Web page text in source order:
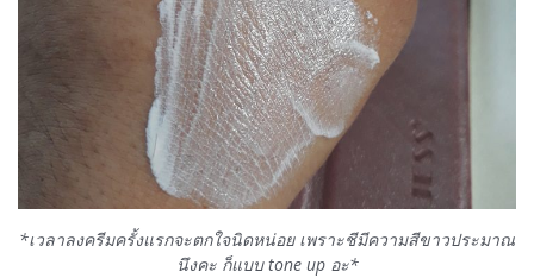
*เวลาลงครีมครั้งแรกจะตกใจนิดหน่อย เพราะชีมีความสีขาวประมาณ
นึงคะ ก็แบบ tone up อะ*